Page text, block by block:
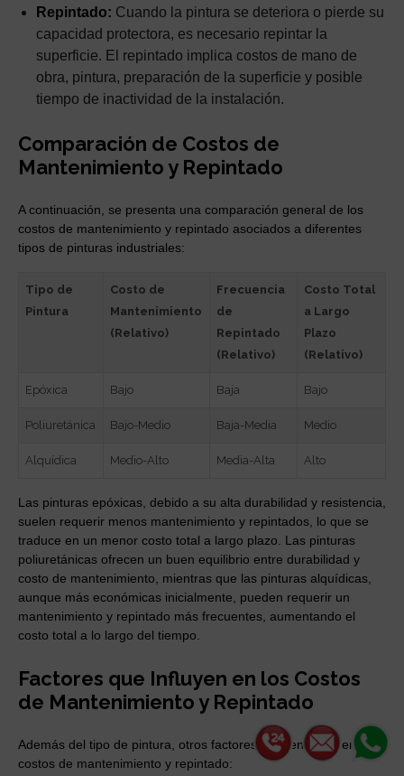
Repintado: Cuando la pintura se deteriora o pierde su
capacidad protectora, es necesario repintar la
superficie. El repintado implica costos de mano de
obra, pintura, preparación de la superficie y posible
tiempo de inactividad de la instalación.
Comparación de Costos de
Mantenimiento y Repintado
A continuación, se presenta una comparación general de los
costos de mantenimiento y repintado asociados a diferentes
tipos de pinturas industriales:
Tipo de
Pintura
Costo de
Mantenimiento
(Relativo)
Frecuencia
de
Repintado
(Relativo)
Costo Total
a Largo
Plazo
(Relativo)
Epóxica Bajo Baja Bajo
Poliuretánica Bajo-Medio Baja-Media Medio
Alquídica Medio-Alto Media-Alta Alto
Las pinturas epóxicas, debido a su alta durabilidad y resistencia,
suelen requerir menos mantenimiento y repintados, lo que se
traduce en un menor costo total a largo plazo. Las pinturas
poliuretánicas ofrecen un buen equilibrio entre durabilidad y
costo de mantenimiento, mientras que las pinturas alquídicas,
aunque más económicas inicialmente, pueden requerir un
mantenimiento y repintado más frecuentes, aumentando el
costo total a lo largo del tiempo.
Factores que Influyen en los Costos
de Mantenimiento y Repintado
Además del tipo de pintura, otros factores pueden influir en los
costos de mantenimiento y repintado: